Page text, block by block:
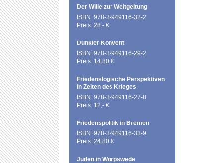
Der Wille zur Weltgeltung
ISBN: 978-3-949116-32-2
Preis: 28.- €
Dunkler Konvent
ISBN: 978-3-949116-29-2
Preis: 14.80 €
Friedenslogische Perspektiven
in Zeiten des Krieges
ISBN: 978-3-949116-27-8
Preis: 12,- €
Friedenspolitik in Bremen
ISBN: 978-3-949116-33-9
Preis: 24.80 €
Juden in Worpswede